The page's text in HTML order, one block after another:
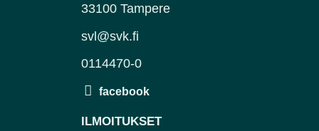
33100 Tampere
svl@svk.fi
0114470-0
ILMOITUKSET